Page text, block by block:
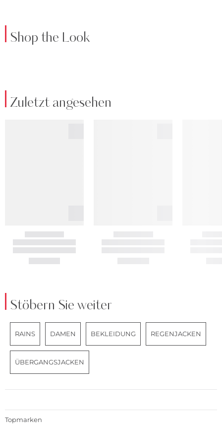
Shop the Look
Zuletzt angesehen
Stöbern Sie weiter
RAINS DAMEN BEKLEIDUNG REGENJACKEN
ÜBERGANGSJACKEN
Topmarken